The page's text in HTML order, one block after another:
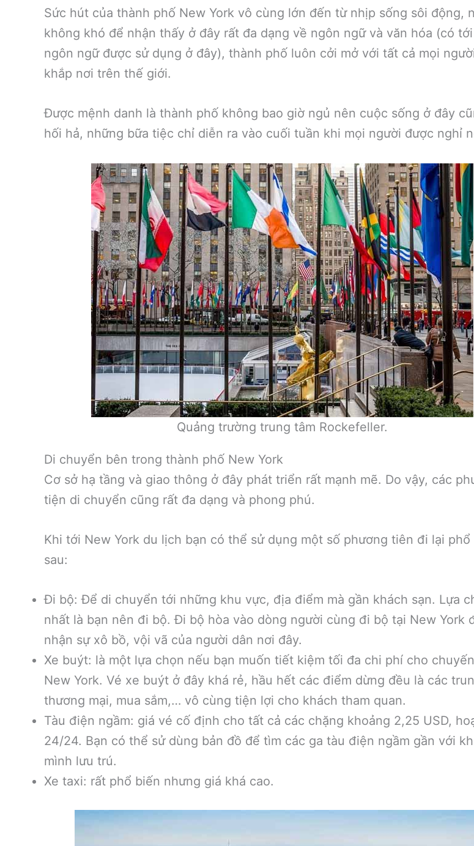
Sức hút của thành phố New York vô cùng lớn đến từ nhịp sống sôi động,
không khó để nhận thấy ở đây rất đa dạng về ngôn ngữ và văn hóa (có
ngôn ngữ được sử dụng ở đây), thành phố luôn cởi mở với tất cả mọi
khắp nơi trên thế giới.
Được mệnh danh là thành phố không bao giờ ngủ nên cuộc sống ở đây
hối hả, những bữa tiệc chỉ diễn ra vào cuối tuần khi mọi người được nghỉ
Quảng trường trung tâm Rockefeller.
Di chuyển bên trong thành phố New York
Cơ sở hạ tầng và giao thông ở đây phát triển rất mạnh mẽ. Do vậy, các
tiện di chuyển cũng rất đa dạng và phong phú.
Khi tới New York du lịch bạn có thể sử dụng một số phương tiên đi lại phổ
sau:
Đi bộ: Để di chuyển tới những khu vực, địa điểm mà gần khách sạn. Lựa
nhất là bạn nên đi bộ. Đi bộ hòa vào dòng người cùng đi bộ tại New York
nhận sự xô bồ, vội vã của người dân nơi đây.
Xe buýt: là một lựa chọn nếu bạn muốn tiết kiệm tối đa chi phí cho
New York. Vé xe buýt ở đây khá rẻ, hầu hết các điểm dừng đều là các
thương mại, mua sắm,… vô cùng tiện lợi cho khách tham quan.
Tàu điện ngầm: giá vé cố định cho tất cả các chặng khoảng 2,25 USD,
24/24. Bạn có thể sử dùng bản đồ để tìm các ga tàu điện ngầm gần với
mình lưu trú.
Xe taxi: rất phổ biến nhưng giá khá cao.